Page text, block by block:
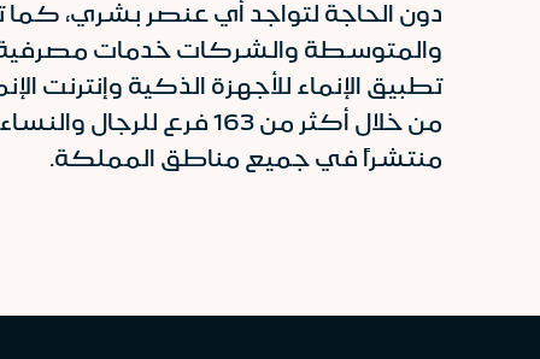
دون الحاجة لتواجد أي عنصر بشري، كما
تطبيق الإنماء للأجهزة الذكية وإنترنت
منتشراً في جميع مناطق المملكة.